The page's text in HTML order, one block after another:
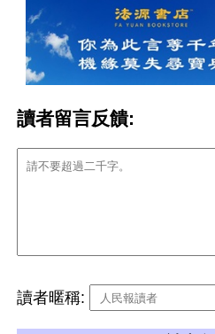
讀者留言反饋:
讀者暱稱: